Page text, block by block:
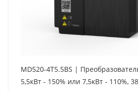
MD520-4T5.5BS |
5,5кВт - 150% или 7,5кВт - 110%,